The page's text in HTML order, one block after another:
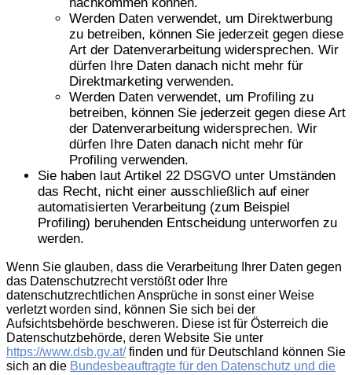
Werden Daten verwendet, um Direktwerbung
zu betreiben, können Sie jederzeit gegen diese
Art der Datenverarbeitung widersprechen. Wir
dürfen Ihre Daten danach nicht mehr für
Direktmarketing verwenden.
Werden Daten verwendet, um Profiling zu
betreiben, können Sie jederzeit gegen diese Art
der Datenverarbeitung widersprechen. Wir
dürfen Ihre Daten danach nicht mehr für
Profiling verwenden.
Sie haben laut Artikel 22 DSGVO unter Umständen
das Recht, nicht einer ausschließlich auf einer
automatisierten Verarbeitung (zum Beispiel
Profiling) beruhenden Entscheidung unterworfen zu
werden.
Wenn Sie glauben, dass die Verarbeitung Ihrer Daten gegen
das Datenschutzrecht verstößt oder Ihre
datenschutzrechtlichen Ansprüche in sonst einer Weise
verletzt worden sind, können Sie sich bei der
Aufsichtsbehörde beschweren. Diese ist für Österreich die
Datenschutzbehörde, deren Website Sie unter
https://www.dsb.gv.at/finden und für Deutschland können Sie
sich an die Bundesbeauftragte für den Datenschutz und die